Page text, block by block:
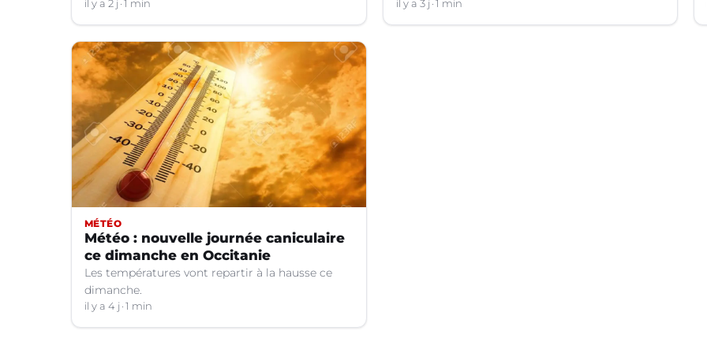
il y a 2 j 1 min il y a 3 j 1 min
MÉTÉO
Météo : nouvelle journée caniculaire
ce dimanche en Occitanie
Les températures vont repartir à la hausse ce
dimanche.
il y a 4 j 1 min